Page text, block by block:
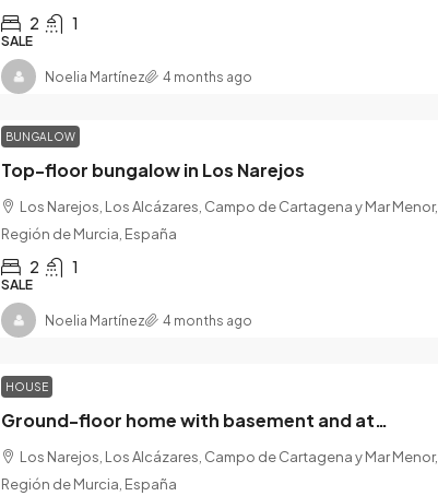
2 1
SALE
Noelia Martínez 4 months ago
BUNGALOW
Top-floor bungalow in Los Narejos
Los Narejos, Los Alcázares, Campo de Cartagena y Mar Menor,
Región de Murcia, España
2 1
SALE
Noelia Martínez 4 months ago
HOUSE
Ground-floor home with basement and attic in Los Narejos
Los Narejos, Los Alcázares, Campo de Cartagena y Mar Menor,
Región de Murcia, España